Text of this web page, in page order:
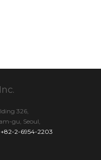
326,
gu, Seoul,
+82-2-6954-2203